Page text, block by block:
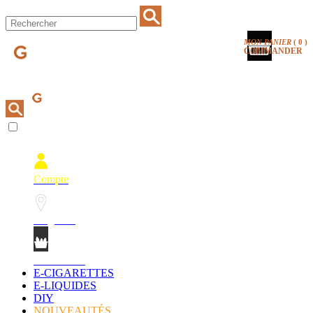
MON PANIER ( 0 )
COMMANDER
Compte
E-CIGARETTES
E-LIQUIDES
DIY
NOUVEAUTÉS